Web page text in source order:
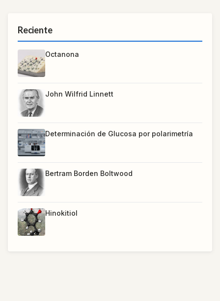
Reciente
Octanona
John Wilfrid Linnett
Determinación de Glucosa por polarimetría
Bertram Borden Boltwood
Hinokitiol